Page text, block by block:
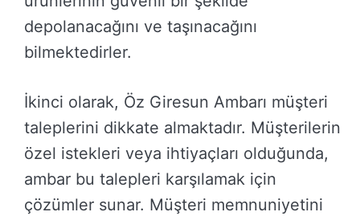
depolanacağını ve taşınacağını
bilmektedirler.
İkinci olarak, Öz Giresun Ambarı müşteri
taleplerini dikkate almaktadır. Müşterilerin
özel istekleri veya ihtiyaçları olduğunda,
ambar bu talepleri karşılamak için
çözümler sunar. Müşteri memnuniyetini